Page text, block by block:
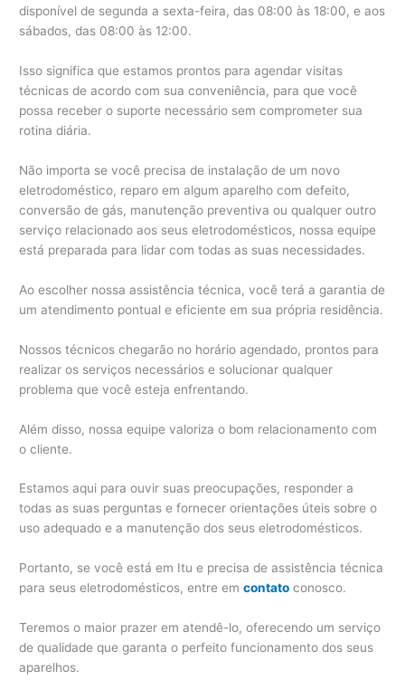
disponível de segunda a sexta-feira, das 08:00 às 18:00, e aos
sábados, das 08:00 às 12:00.
Isso significa que estamos prontos para agendar visitas
técnicas de acordo com sua conveniência, para que você
possa receber o suporte necessário sem comprometer sua
rotina diária.
Não importa se você precisa de instalação de um novo
eletrodoméstico, reparo em algum aparelho com defeito,
conversão de gás, manutenção preventiva ou qualquer outro
serviço relacionado aos seus eletrodomésticos, nossa equipe
está preparada para lidar com todas as suas necessidades.
Ao escolher nossa assistência técnica, você terá a garantia de
um atendimento pontual e eficiente em sua própria residência.
Nossos técnicos chegarão no horário agendado, prontos para
realizar os serviços necessários e solucionar qualquer
problema que você esteja enfrentando.
Além disso, nossa equipe valoriza o bom relacionamento com
o cliente.
Estamos aqui para ouvir suas preocupações, responder a
todas as suas perguntas e fornecer orientações úteis sobre o
uso adequado e a manutenção dos seus eletrodomésticos.
Portanto, se você está em Itu e precisa de assistência técnica
para seus eletrodomésticos, entre emcontato conosco.
Teremos o maior prazer em atendê-lo, oferecendo um serviço
de qualidade que garanta o perfeito funcionamento dos seus
aparelhos.